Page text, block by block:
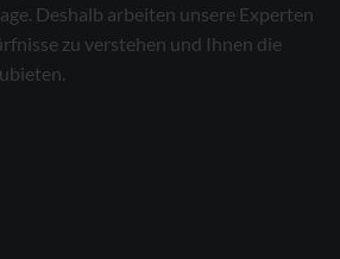
Deshalb arbeiten unsere Experten
zu verstehen und Ihnen die